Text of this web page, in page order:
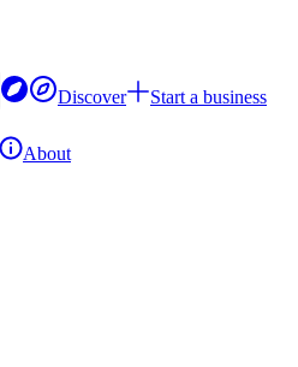
Discover
Start a business
About